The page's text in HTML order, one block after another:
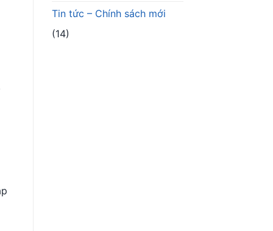
Tin tức – Chính sách mới
(14)